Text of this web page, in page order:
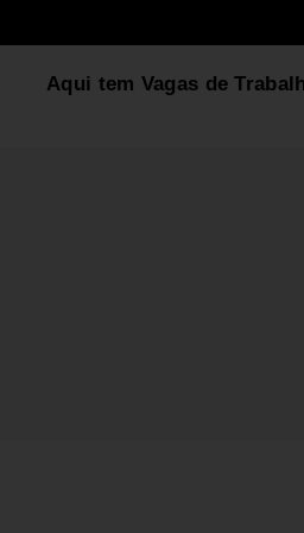
Aqui tem Vagas de